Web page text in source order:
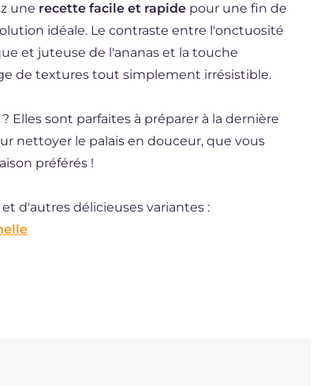
une recette facile et rapide pour une fin de
idéale. Le contraste entre l'onctuosité
et juteuse de l'ananas et la touche
de textures tout simplement irrésistible.
? Elles sont parfaites à préparer à la dernière
nettoyer le palais en douceur, que vous
préférés !
d'autres délicieuses variantes :